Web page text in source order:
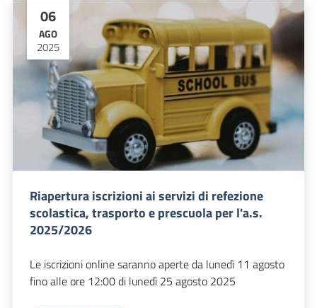
06
AGO
2025
Riapertura iscrizioni ai servizi di refezione
scolastica, trasporto e prescuola per l'a.s.
2025/2026
Le iscrizioni online saranno aperte da lunedì 11 agosto
fino alle ore 12:00 di lunedì 25 agosto 2025